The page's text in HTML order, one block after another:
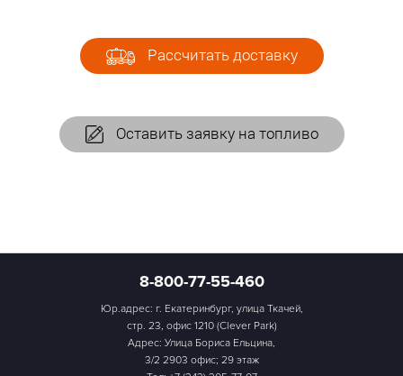
Рассчитать доставку
Оставить заявку на топливо
8-800-77-55-460
Юр.адрес: г. Екатеринбург, улица Ткачей,
стр. 23, офис 1210 (Clever Park)
Адрес: Улица Бориса Ельцина,
3/2 2903 офис; 29 этаж